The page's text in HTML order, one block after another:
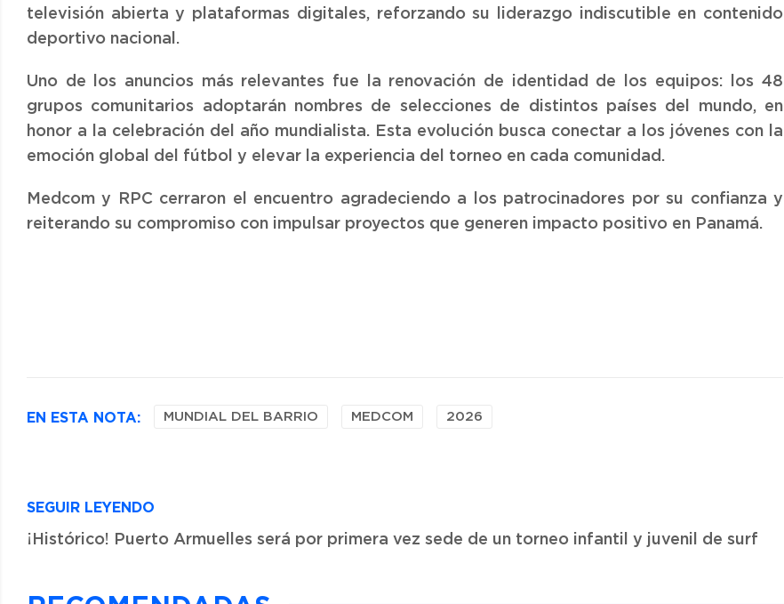
televisión abierta y plataformas digitales, reforzando su liderazgo indiscutible en contenido
deportivo nacional.
Uno de los anuncios más relevantes fue la renovación de identidad de los equipos: los 48
grupos comunitarios adoptarán nombres de selecciones de distintos países del mundo, en
honor a la celebración del año mundialista. Esta evolución busca conectar a los jóvenes con la
emoción global del fútbol y elevar la experiencia del torneo en cada comunidad.
Medcom y RPC cerraron el encuentro agradeciendo a los patrocinadores por su confianza y
reiterando su compromiso con impulsar proyectos que generen impacto positivo en Panamá.
EN ESTA NOTA: MUNDIAL DEL BARRIO MEDCOM 2026
SEGUIR LEYENDO
¡Histórico! Puerto Armuelles será por primera vez sede de un torneo infantil y juvenil de surf